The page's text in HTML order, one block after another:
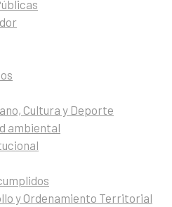
Cultura y Deporte
ambiental
y Ordenamiento Territorial